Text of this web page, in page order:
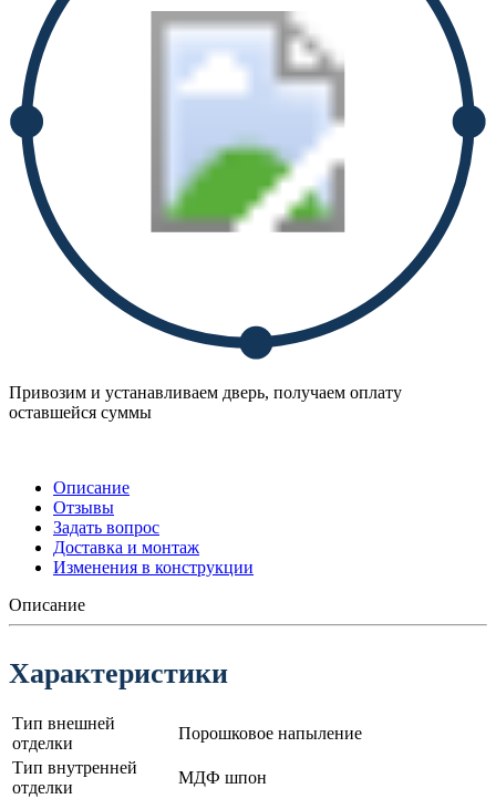
Привозим и устанавливаем дверь, получаем оплату
оставшейся суммы
Описание
Отзывы
Задать вопрос
Доставка и монтаж
Изменения в конструкции
Описание
Характеристики
Тип внешней
отделки
Порошковое напыление
Тип внутренней
отделки
МДФ шпон